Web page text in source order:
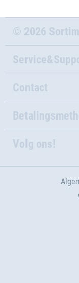
© 2026
Contact
Volg ons!